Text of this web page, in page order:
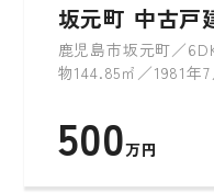
坂元町 中古戸
鹿児島市坂元町／
物144.85㎡／1981年
500万円